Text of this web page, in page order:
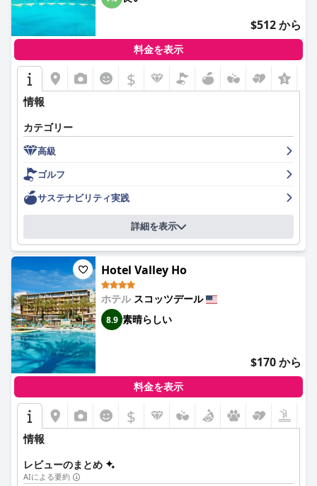
$512 から
料金を表示
$
情報
カテゴリー
高級
ゴルフ
サステナビリティ実践
詳細を表示
Hotel Valley Ho
ホテル スコッツデール
8.9 素晴らしい
$170 から
料金を表示
$
情報
レビューのまとめ
AIによる要約